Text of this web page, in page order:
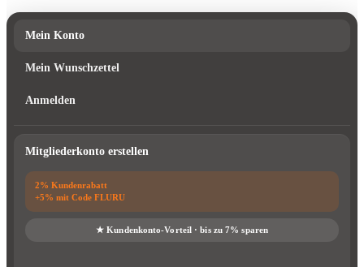
Mein Konto
Mein Wunschzettel
Anmelden
Mitgliederkonto erstellen